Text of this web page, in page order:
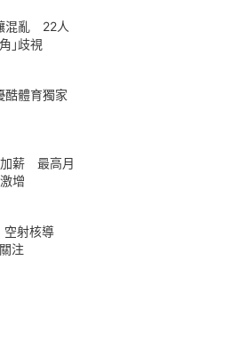
混亂 22人
｣歧視
酷體育獨家
加薪 最高月
增
空射核導
注